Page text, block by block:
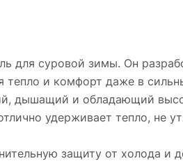
для суровой зимы. Он
тепло и комфорт даже в
дышащий и обладающий
удерживает тепло, не
защиту от холода и